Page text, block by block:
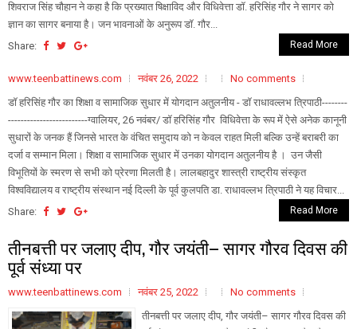
शिवराज सिंह चौहान ने कहा है कि प्रख्यात षिक्षाविद और विधिवेत्ता डॉ. हरिसिंह गौर ने सागर को
ज्ञान का सागर बनाया है। जन भावनाओं के अनुरूप डॉ. गौर...
Share:
Read More
www.teenbattinews.com नवंबर 26, 2022
No comments
डॉ हरिसिंह गौर का शिक्षा व सामाजिक सुधार में योगदान अतुलनीय - डॉ राधावल्लभ त्रिपाठी--------
-------------------------ग्वालियर, 26 नवंबर/ डॉ हरिसिंह गौर विधिवेत्ता के रूप में ऐसे अनेक कानूनी
सुधारों के जनक हैं जिनसे भारत के वंचित समुदाय को न केवल राहत मिली बल्कि उन्हें बराबरी का
दर्जा व सम्मान मिला। शिक्षा व सामाजिक सुधार में उनका योगदान अतुलनीय है । उन जैसी
विभूतियों के स्मरण से सभी को प्रेरणा मिलती है। लालबहादुर शास्त्री राष्ट्रीय संस्कृत
विश्वविद्यालय व राष्ट्रीय संस्थान नई दिल्ली के पूर्व कुलपति डा. राधावल्लभ त्रिपाठी ने यह विचार...
Share:
Read More
तीनबत्ती पर जलाए दीप, गौर जयंती– सागर गौरव दिवस की
पूर्व संध्या पर
www.teenbattinews.com नवंबर 25, 2022
No comments
तीनबत्ती पर जलाए दीप, गौर जयंती– सागर गौरव दिवस की